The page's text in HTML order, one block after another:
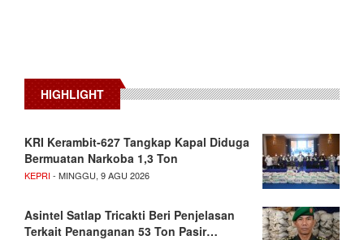
HIGHLIGHT
KRI Kerambit-627 Tangkap Kapal Diduga
Bermuatan Narkoba 1,3 Ton
KEPRI- MINGGU, 9 AGU 2026
Asintel Satlap Tricakti Beri Penjelasan
Terkait Penanganan 53 Ton Pasir…